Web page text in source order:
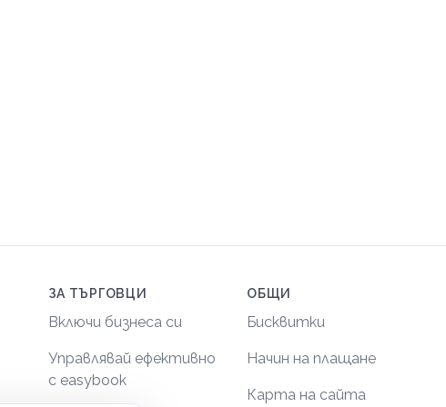
ЗА ТЪРГОВЦИ
Включи бизнеса си
Управлявай ефективно
с easybook
ОБЩИ
Бисквитки
Начин на плащане
Карта на сайта